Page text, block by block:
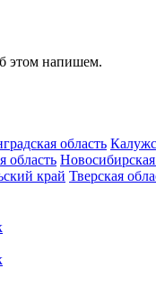
этом напишем.
область
область Новосибирская
край Тверская